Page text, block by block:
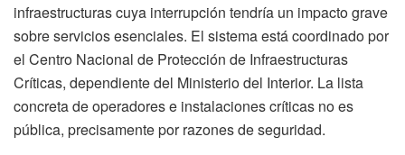
infraestructuras cuya interrupción tendría un impacto grave
sobre servicios esenciales. El sistema está coordinado por
el Centro Nacional de Protección de Infraestructuras
Críticas, dependiente del Ministerio del Interior. La lista
concreta de operadores e instalaciones críticas no es
pública, precisamente por razones de seguridad.